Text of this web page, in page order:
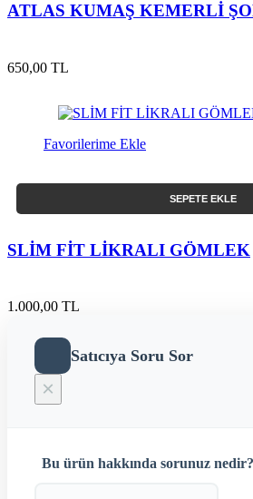
ATLAS KUMAŞ KEMERLİ
650,00 TL
Favorilerime Ekle
SEPETE EKLE
SLİM FİT LİKRALI GÖMLEK
1.000,00 TL
Satıcıya Soru Sor
×
Bu ürün hakkında sorunuz nedir?